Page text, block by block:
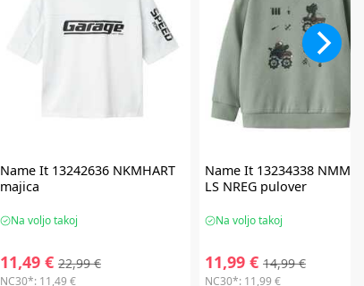
Name It13242636 NKMHART
majica
Na voljo takoj
11,49 € 22,99 €
NC30*: 11,49 €
Name It 13234338
LS NREG pulover
Na voljo takoj
11,99 € 14,99 €
NC30*: 11,99 €